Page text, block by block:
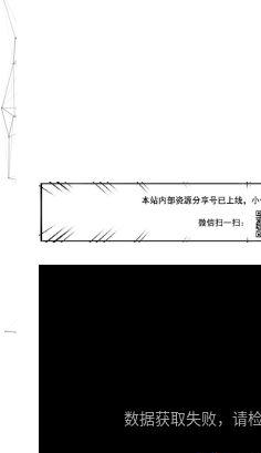
数据获取失败，请